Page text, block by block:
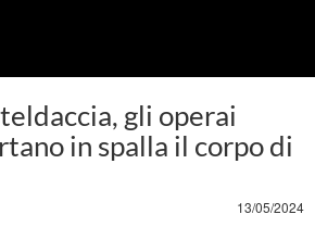
gli operai
in spalla il corpo di
13/05/2024